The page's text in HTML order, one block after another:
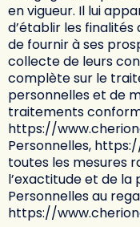
en vigueur. Il lui
d’établir les
de fournir à ses
collecte de leurs
complète sur le
personnelles et de
traitements
https://
Personnelles,
toutes les mesures
l’exactitude et de la
Personnelles au
https://